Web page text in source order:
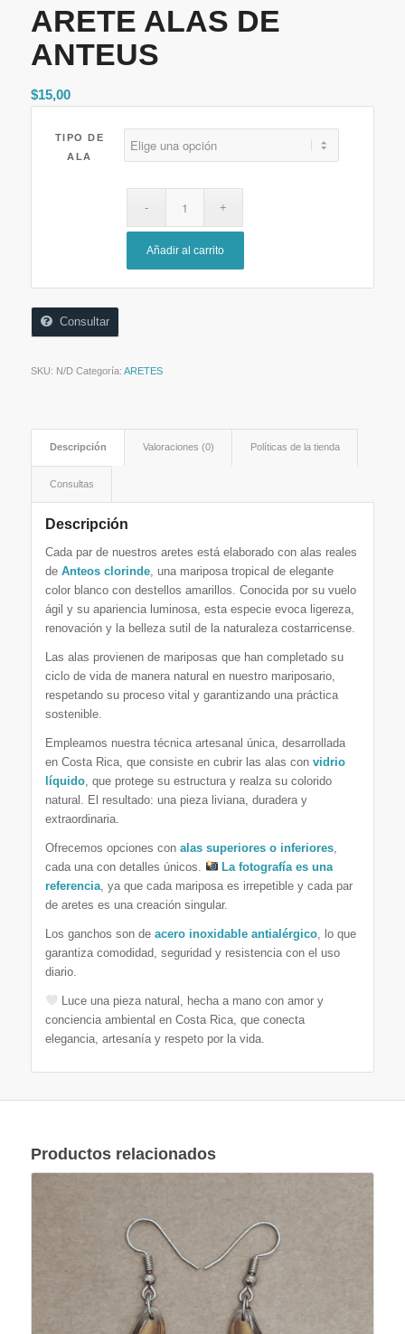
ARETE ALAS DE
ANTEUS
$15,00
TIPO DE
ALA
Añadir al carrito
Consultar
SKU: N/D Categoría: ARETES
Descripción Valoraciones (0) Políticas de la tienda
Consultas
Descripción
Cada par de nuestros aretes está elaborado con alas reales
de Anteos clorinde, una mariposa tropical de elegante
color blanco con destellos amarillos. Conocida por su vuelo
ágil y su apariencia luminosa, esta especie evoca ligereza,
renovación y la belleza sutil de la naturaleza costarricense.
Las alas provienen de mariposas que han completado su
ciclo de vida de manera natural en nuestro mariposario,
respetando su proceso vital y garantizando una práctica
sostenible.
Empleamos nuestra técnica artesanal única, desarrollada
en Costa Rica, que consiste en cubrir las alas con vidrio
líquido, que protege su estructura y realza su colorido
natural. El resultado: una pieza liviana, duradera y
extraordinaria.
Ofrecemos opciones con alas superiores o inferiores,
cada una con detalles únicos.
La fotografía es una
referencia, ya que cada mariposa es irrepetible y cada par
de aretes es una creación singular.
Los ganchos son de acero inoxidable antialérgico, lo que
garantiza comodidad, seguridad y resistencia con el uso
diario.
Luce una pieza natural, hecha a mano con amor y
conciencia ambiental en Costa Rica, que conecta
elegancia, artesanía y respeto por la vida.
Productos relacionados